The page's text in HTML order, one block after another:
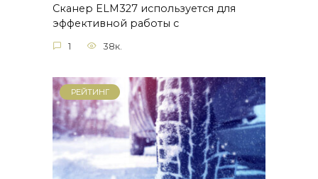
Сканер ELM327 используется для
эффективной работы с
1 38к.
РЕЙТИНГ